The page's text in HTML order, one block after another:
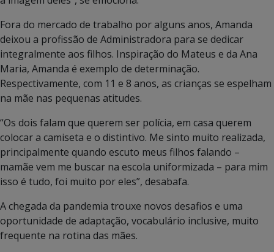
Fora do mercado de trabalho por alguns anos, Amanda
deixou a profissão de Administradora para se dedicar
integralmente aos filhos. Inspiração do Mateus e da Ana
Maria, Amanda é exemplo de determinação.
Respectivamente, com 11 e 8 anos, as crianças se espelham
na mãe nas pequenas atitudes.
“Os dois falam que querem ser polícia, em casa querem
colocar a camiseta e o distintivo. Me sinto muito realizada,
principalmente quando escuto meus filhos falando –
mamãe vem me buscar na escola uniformizada – para mim
isso é tudo, foi muito por eles”, desabafa.
A chegada da pandemia trouxe novos desafios e uma
oportunidade de adaptação, vocabulário inclusive, muito
frequente na rotina das mães.